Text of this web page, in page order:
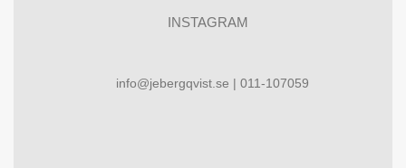
INSTAGRAM
info@jebergqvist.se | 011-107059